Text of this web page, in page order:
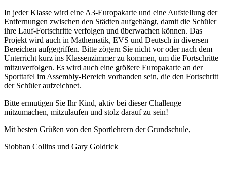
In jeder Klasse wird eine A3-Europakarte und eine Aufstellung der
Entfernungen zwischen den Städten aufgehängt, damit die Schüler
ihre Lauf-Fortschritte verfolgen und überwachen können. Das
Projekt wird auch in Mathematik, EVS und Deutsch in diversen
Bereichen aufgegriffen. Bitte zögern Sie nicht vor oder nach dem
Unterricht kurz ins Klassenzimmer zu kommen, um die Fortschritte
mitzuverfolgen. Es wird auch eine größere Europakarte an der
Sporttafel im Assembly-Bereich vorhanden sein, die den Fortschritt
der Schüler aufzeichnet.
Bitte ermutigen Sie Ihr Kind, aktiv bei dieser Challenge
mitzumachen, mitzulaufen und stolz darauf zu sein!
Mit besten Grüßen von den Sportlehrern der Grundschule,
Siobhan Collins und Gary Goldrick